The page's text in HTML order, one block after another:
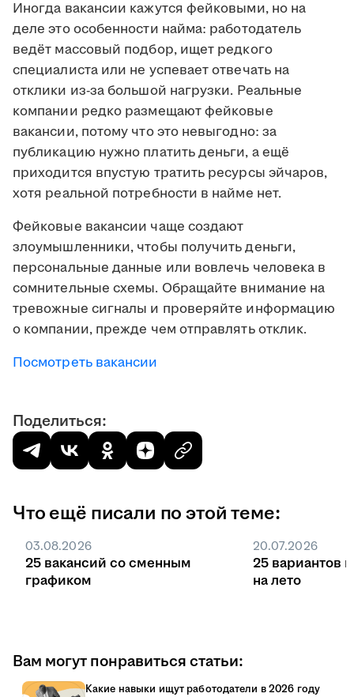
Иногда вакансии кажутся фейковыми, но на
деле это особенности найма: работодатель
ведёт массовый подбор, ищет редкого
специалиста или не успевает отвечать на
отклики из-за большой нагрузки. Реальные
компании редко размещают фейковые
вакансии, потому что это невыгодно: за
публикацию нужно платить деньги, а ещё
приходится впустую тратить ресурсы эйчаров,
хотя реальной потребности в найме нет.
Фейковые вакансии чаще создают
злоумышленники, чтобы получить деньги,
персональные данные или вовлечь человека в
сомнительные схемы. Обращайте внимание на
тревожные сигналы и проверяйте информацию
о компании, прежде чем отправлять отклик.
Посмотреть вакансии
Поделиться:
Что ещё писали по этой теме:
03.08.2026
25 вакансий со сменным
графиком
20.07.2026
25 вариантов
на лето
Вам могут понравиться статьи:
Какие навыки ищут работодатели в 2026 году